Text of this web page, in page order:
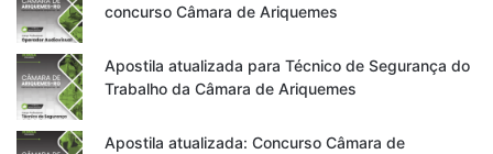
concurso Câmara de Ariquemes
Apostila atualizada para Técnico de Segurança do
Trabalho da Câmara de Ariquemes
Apostila atualizada: Concurso Câmara de